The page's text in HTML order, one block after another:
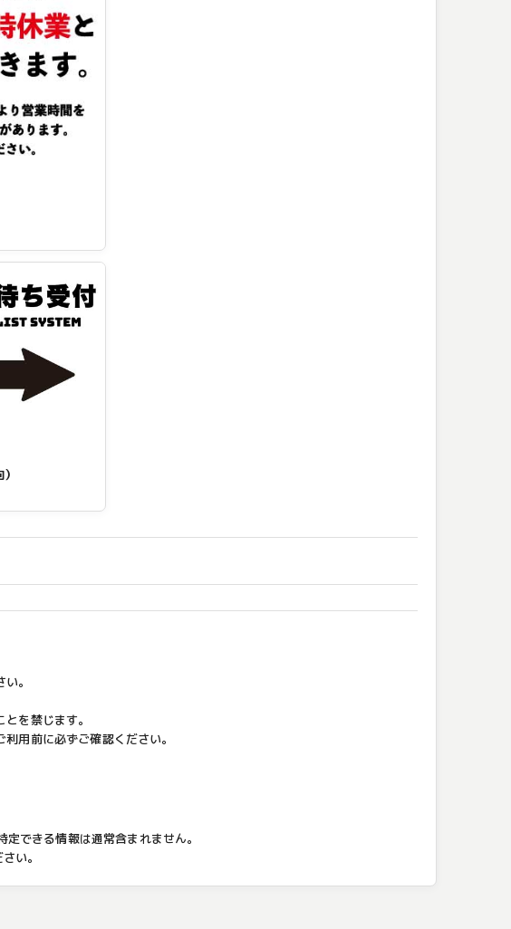
。
を禁じます。
用前に必ずご確認ください。
できる情報は通常含まれません。
い。